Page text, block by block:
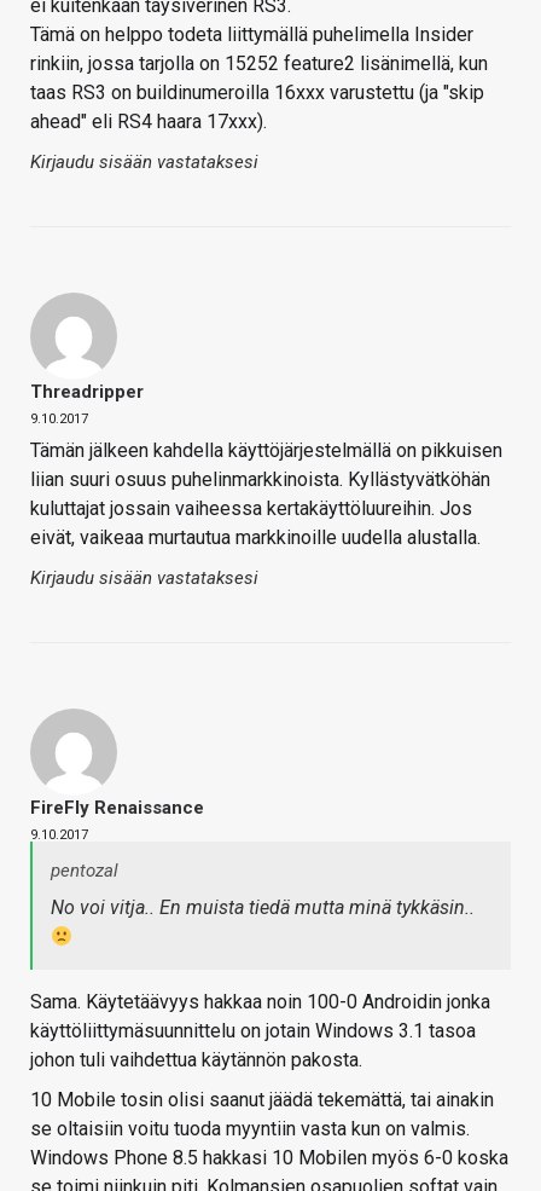
ei kuitenkaan täysiverinen RS3.
Tämä on helppo todeta liittymällä puhelimella Insider
rinkiin, jossa tarjolla on 15252 feature2 lisänimellä, kun
taas RS3 on buildinumeroilla 16xxx varustettu (ja "skip
ahead" eli RS4 haara 17xxx).
Kirjaudu sisään vastataksesi
Threadripper
9.10.2017
Tämän jälkeen kahdella käyttöjärjestelmällä on pikkuisen
liian suuri osuus puhelinmarkkinoista. Kyllästyvätköhän
kuluttajat jossain vaiheessa kertakäyttöluureihin. Jos
eivät, vaikeaa murtautua markkinoille uudella alustalla.
Kirjaudu sisään vastataksesi
FireFly Renaissance
9.10.2017
pentozal
No voi vitja.. En muista tiedä mutta minä tykkäsin..
Sama. Käytetäävyys hakkaa noin 100-0 Androidin jonka
käyttöliittymäsuunnittelu on jotain Windows 3.1 tasoa
johon tuli vaihdettua käytännön pakosta.
10 Mobile tosin olisi saanut jäädä tekemättä, tai ainakin
se oltaisiin voitu tuoda myyntiin vasta kun on valmis.
Windows Phone 8.5 hakkasi 10 Mobilen myös 6-0 koska